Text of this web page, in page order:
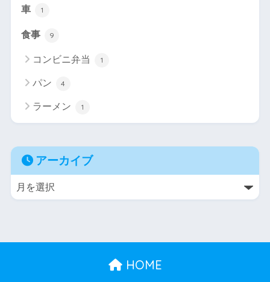
車 1
食事 9
コンビニ弁当 1
パン 4
ラーメン 1
アーカイブ
HOME